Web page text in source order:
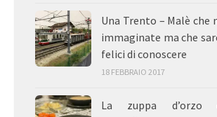
Una Trento – Malè che
immaginate ma che
felici di conoscere
18 FEBBRAIO 2017
La zuppa d’orzo